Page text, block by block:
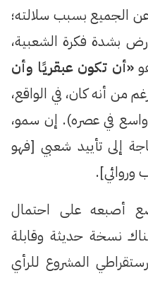
الجميع بسبب سلالته؛
بشدة فكرة الشعبية،
«أن تكون عبقريًا وأن
من أنه كان، في الواقع،
واسع في عصره). إن سمو،
إلى تأييد شعبي [فهو
وروائي].
أصبعه على احتمال
نسخة حديثة وقابلة
المشروع للرأي